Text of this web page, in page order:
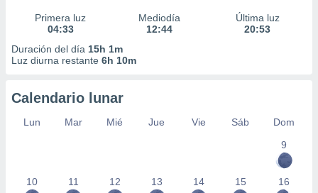
Primera luz
04:33
Mediodía
12:44
Última luz
20:53
Duración del día 15h 1m
Luz diurna restante 6h 10m
Calendario lunar
Lun Mar Mié Jue Vie Sáb
Dom
9
10 11 12 13 14 15 16